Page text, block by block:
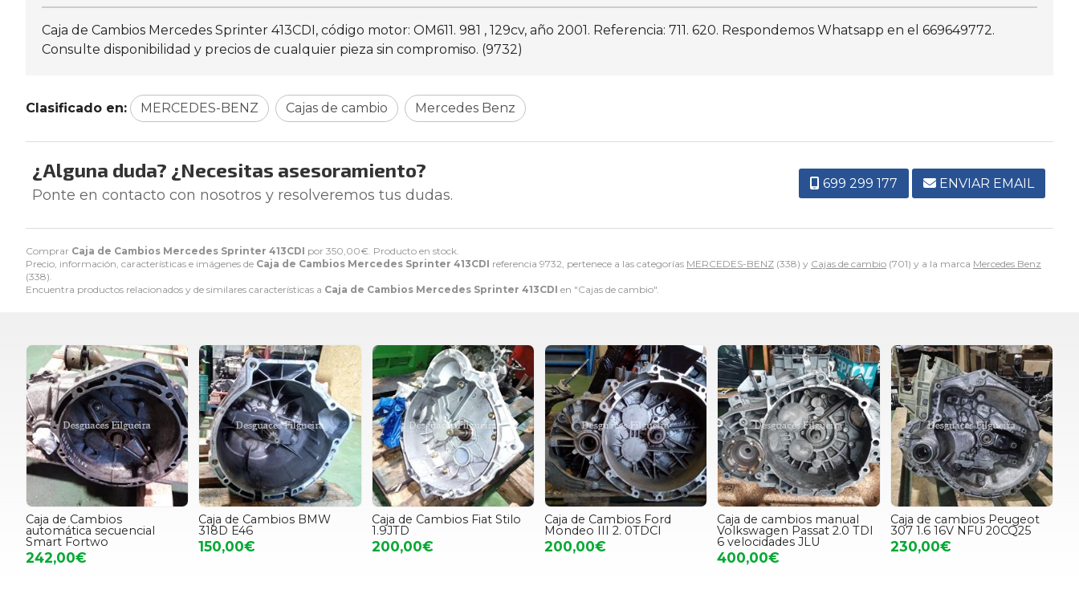
Comprar Caja de Cambios Mercedes Sprinter 413CDI por 350,00€ . Producto en stock.
Precio, información, características e imágenes de Caja de Cambios Mercedes Sprinter 413CDI referencia 9732, pertenece a las categorías MERCEDES-BENZ (338) y Cajas de cambio (701) y a la marca Mercedes Benz
(338).
Encuentra productos relacionados y de similares características a Caja de Cambios Mercedes Sprinter 413CDI en "Cajas de cambio".
Caja de Cambios Mercedes Sprinter 413CDI, código motor: OM611. 981 , 129cv, año 2001. Referencia: 711. 620. Respondemos Whatsapp en el 669649772.
Consulte disponibilidad y precios de cualquier pieza sin compromiso. (9732)
Clasificado en: MERCEDES-BENZ Cajas de cambio Mercedes Benz
¿Alguna duda? ¿Necesitas asesoramiento?
Ponte en contacto con nosotros y resolveremos tus dudas.
699 299 177 ENVIAR EMAIL
Caja de Cambios
automática secuencial
Smart Fortwo
242,00€
Caja de Cambios BMW
318D E46
150,00€
Caja de Cambios Fiat Stilo
1.9JTD
200,00€
Caja de Cambios Ford
Mondeo III 2. 0TDCI
200,00€
Caja de cambios manual
Volkswagen Passat 2.0 TDI
6 velocidades JLU
400,00€
Caja de cambios Peugeot
307 1.6 16V NFU 20CQ25
230,00€